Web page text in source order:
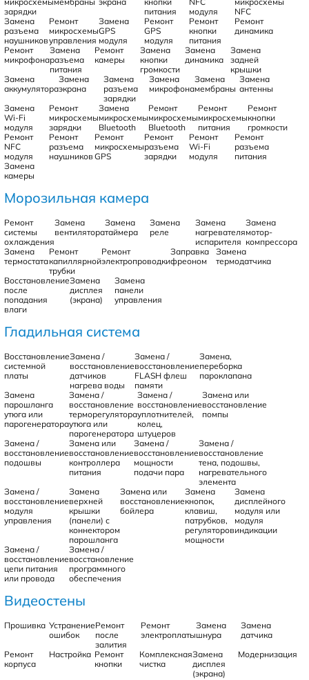
зарядки
питания
модуля
NFC
Замена
разъема
наушников
Ремонт
микросхемы
управления
Замена
GPS
модуля
Ремонт
GPS
модуля
Ремонт
кнопки
питания
Ремонт
динамика
Ремонт
микрофона
Замена
разъема
питания
Ремонт
камеры
Замена
кнопки
громкости
Замена
динамика
Замена
задней
крышки
Замена
аккумулятора
Замена
экрана
Замена
разъема
зарядки
Замена
микрофона
Замена
мембраны
Замена
антенны
Замена
Wi-Fi
модуля
Ремонт
микросхемы
зарядки
Замена
микросхемы
Bluetooth
Ремонт
микросхемы
Bluetooth
Ремонт
микросхемы
питания
Ремонт
кнопки
громкости
Ремонт
NFC
модуля
Ремонт
разъема
наушников
Ремонт
микросхемы
GPS
Ремонт
разъема
зарядки
Ремонт
Wi-Fi
модуля
Ремонт
разъема
питания
Замена
камеры
Морозильная камера
Ремонт
системы
охлаждения
Замена
вентилятора
Замена
таймера
Замена
реле
Замена
нагревателя
испарителя
Замена
мотор-
компрессора
Замена
термостата
Ремонт
капиллярной
трубки
Ремонт
электропроводки
Заправка
фреоном
Замена
термодатчика
Восстановление
после
попадания
влаги
Замена
дисплея
(экрана)
Замена
панели
управления
Гладильная система
Восстановление
системной
платы
Замена /
восстановление
датчиков
нагрева воды
Замена /
восстановление
FLASH флеш
памяти
Замена,
переборка
пароклапана
Замена
парошланга
утюга или
парогенератора
Замена /
восстановление
терморегулятора
утюга или
парогенератора
Замена /
восстановление
уплотнителей,
колец,
штуцеров
Замена или
восстановление
помпы
Замена /
восстановление
подошвы
Замена или
восстановление
контроллера
питания
Замена /
восстановление
мощности
подачи пара
Замена /
восстановление
тена, подошвы,
нагревательного
элемента
Замена /
восстановление
модуля
управления
Замена
верхней
крышки
(панели) с
коннектором
парошланга
Замена или
восстановление
бойлера
Замена
кнопок,
клавиш,
патрубков,
регуляторов
мощности
Замена
дисплейного
модуля или
модуля
индикации
Замена /
восстановление
цепи питания
или провода
Замена /
восстановление
программного
обеспечения
Видеостены
Прошивка Устранение
ошибок
Ремонт
после
залития
Ремонт
электроплаты
Замена
шнура
Замена
датчика
Ремонт
корпуса
Настройка Ремонт
кнопки
Комплексная
чистка
Замена
дисплея
(экрана)
Модернизация